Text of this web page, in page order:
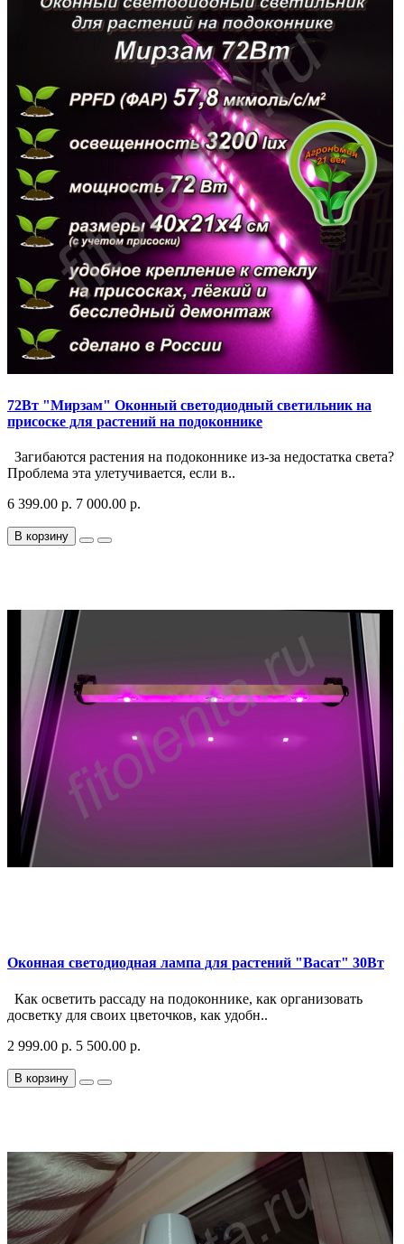
72Вт "Мирзам" Оконный светодиодный светильник на
присоске для растений на подоконнике
Загибаются растения на подоконнике из-за недостатка света?
Проблема эта улетучивается, если в..
6 399.00 р. 7 000.00 р.
В корзину
Оконная светодиодная лампа для растений "Васат" 30Вт
Как осветить рассаду на подоконнике, как организовать
досветку для своих цветочков, как удобн..
2 999.00 р. 5 500.00 р.
В корзину